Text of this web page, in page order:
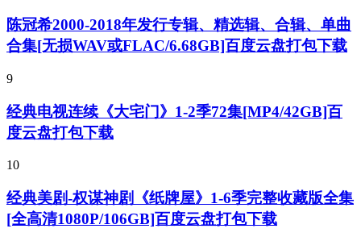
陈冠希2000-2018年发行专辑、精选辑、合辑、单曲
合集[无损WAV或FLAC/6.68GB]百度云盘打包下载
9
经典电视连续《大宅门》1-2季72集[MP4/42GB]百
度云盘打包下载
10
经典美剧-权谋神剧《纸牌屋》1-6季完整收藏版全集
[全高清1080P/106GB]百度云盘打包下载